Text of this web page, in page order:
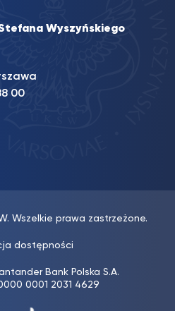
Wyszyńskiego
00
Wszelkie prawa zastrzeżone.
dostępności
Bank Polska S.A.
0001 2031 4629